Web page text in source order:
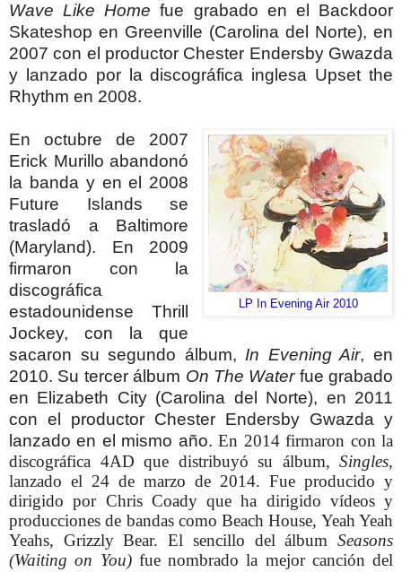
Wave Like Homefue grabado en el Backdoor
Skateshop en Greenville (Carolina del Norte), en
2007 con el productor Chester Endersby Gwazda
y lanzado por la discográfica inglesa Upset the
Rhythm en 2008.
LP In Evening Air 2010
En octubre de 2007
Erick Murillo abandonó
la banda y en el 2008
Future Islands se
trasladó a Baltimore
(Maryland). En 2009
firmaron con la
discográfica
estadounidense Thrill
Jockey, con la que
sacaron su segundo álbum, In Evening Air, en
2010. Su tercer álbum On The Waterfue grabado
en Elizabeth City (Carolina del Norte), en 2011
con el productor Chester Endersby Gwazda y
lanzado en el mismo año.En 2014 firmaron con la
discográfica 4AD que distribuyó su álbum, Singles,
lanzado el 24 de marzo de 2014. Fue producido y
dirigido por Chris Coady que ha dirigido vídeos y
producciones de bandas como Beach House, Yeah Yeah
Yeahs, Grizzly Bear. El sencillo del álbum Seasons
(Waiting on You)fue nombrado la mejor canción del